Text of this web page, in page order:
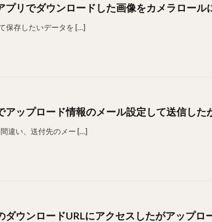
プリでダウンロードした画像をカメラロール
保存したいデータを […]
アップロード情報のメール設定して送信した
違い、送付先のメー […]
ダウンロードURLにアクセスしたがアップロ